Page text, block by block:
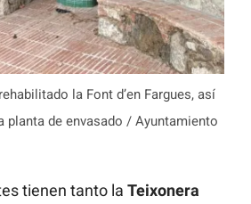
la Font d’en Fargues, así
de envasado / Ayuntamiento
tienen tanto la Teixonera